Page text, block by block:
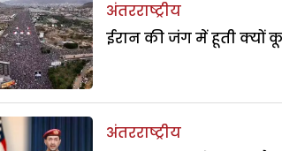
अंतरराष्ट्रीय
ईरान की जंग में हूती क्यों
अंतरराष्ट्रीय